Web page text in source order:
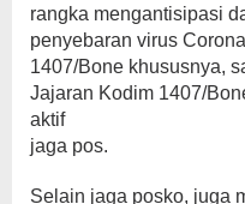
rangka mengantisipasi
penyebaran virus
1407/Bone khususnya,
Jajaran Kodim 1407/
aktif
jaga pos.
Selain jaga posko, juga